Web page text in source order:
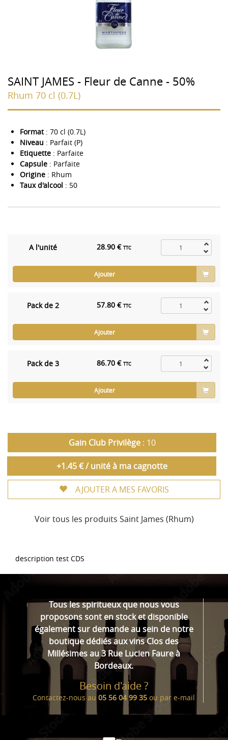
SAINT JAMES - Fleur de Canne - 50%
Rhum 70 cl (0.7L)
Format: 70 cl (0.7L)
Niveau : Parfait (P)
Etiquette : Parfaite
Capsule : Parfaite
Origine : Rhum
Taux d'alcool : 50
A l'unité 28.90 € TTC
Ajouter
Pack de 2 57.80 € TTC
Ajouter
Pack de 3 86.70 € TTC
Ajouter
Gain Club Privilège: 10
+1.45 € / unité à ma cagnotte
AJOUTER A MES FAVORIS
Voir tous les produits Saint James (Rhum)
description test CDS
Tous les spiritueux que nous vous
proposons sont en stock et disponible
également sur demande au sein de notre
boutique dédiés aux vins Clos des
Millésimes au 3 Rue Lucien Faure à
Bordeaux.
Besoin d'aide ?
Contactez-nous au 05 56 04 99 35 ou par e-mail